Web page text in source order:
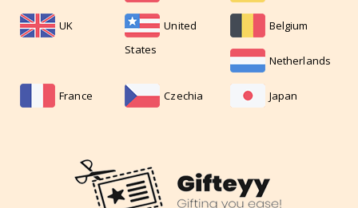
UK
United
States
Belgium
Netherlands
France Czechia Japan